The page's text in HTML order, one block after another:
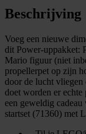
Beschrijving
Voeg een nieuwe
dit Power-uppakket:
Mario figuur (niet
propellerpet op zijn
door de lucht vliegen
doet worden er
een geweldig
startset (71360) met